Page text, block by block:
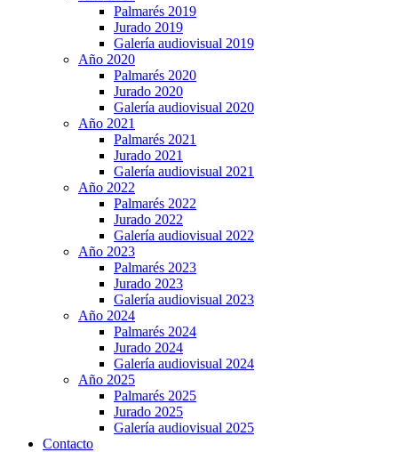
Palmarés 2019
Jurado 2019
Galería audiovisual 2019
Año 2020
Palmarés 2020
Jurado 2020
Galería audiovisual 2020
Año 2021
Palmarés 2021
Jurado 2021
Galería audiovisual 2021
Año 2022
Palmarés 2022
Jurado 2022
Galería audiovisual 2022
Año 2023
Palmarés 2023
Jurado 2023
Galería audiovisual 2023
Año 2024
Palmarés 2024
Jurado 2024
Galería audiovisual 2024
Año 2025
Palmarés 2025
Jurado 2025
Galería audiovisual 2025
Contacto